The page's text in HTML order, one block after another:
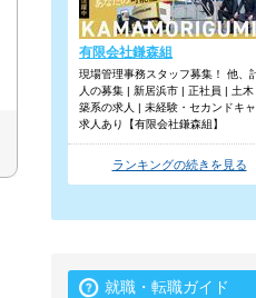
有限会社鎌森組
現場管理事務スタッフ募集！ 他、
人の募集 | 新居浜市 | 正社員 | 土木
築系の求人 | 未経験・セカンドキ
求人あり【有限会社鎌森組】
ランキングの続きを見る
就職・転職ガイド